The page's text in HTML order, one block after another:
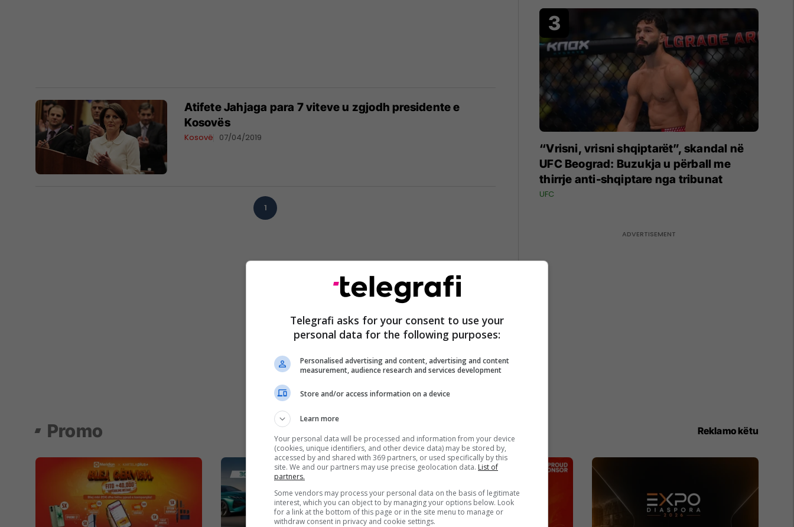
Atifete Jahjaga para 7 viteve u zgjodh presidente e
Kosovës
Kosovë 07/04/2019
1
“Vrisni, vrisni shqiptarët”, skandal në
UFC Beograd: Buzukja u përball me
thirrje anti-shqiptare nga tribunat
UFC
Promo Reklamo këtu
Telegrafi asks for your consent to use your
personal data for the following purposes:
Personalised advertising and content, advertising and content
measurement, audience research and services development
Store and/or access information on a device
Learn more
Your personal data will be processed and information from your device
(cookies, unique identifiers, and other device data) may be stored by,
accessed by and shared with 369 partners, or used specifically by this
site. We and our partners may use precise geolocation data. List of
partners.
Some vendors may process your personal data on the basis of legitimate
interest, which you can object to by managing your options below. Look
for a link at the bottom of this page or in the site menu to manage or
withdraw consent in privacy and cookie settings.